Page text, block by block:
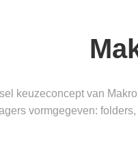
keuzeconcept van
vormgegeven: